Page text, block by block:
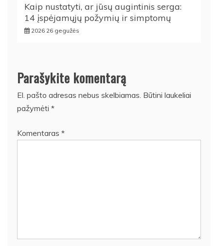
Kaip nustatyti, ar jūsų augintinis serga:
14 įspėjamųjų požymių ir simptomų
2026 26 gegužės
Parašykite komentarą
El. pašto adresas nebus skelbiamas. Būtini laukeliai
pažymėti *
Komentaras *